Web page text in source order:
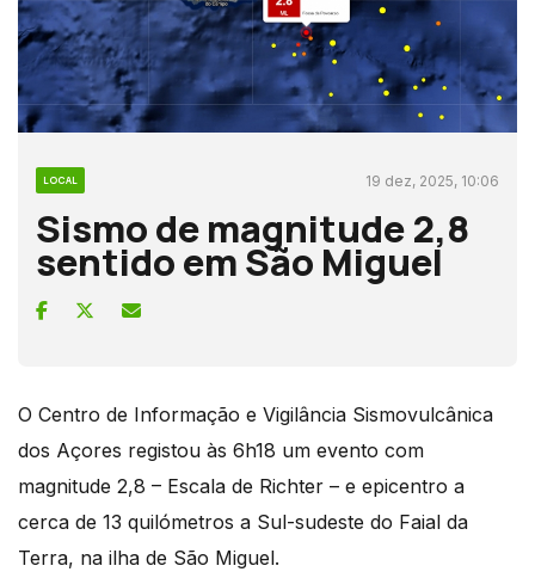
LOCAL 19 dez, 2025, 10:06
Sismo de magnitude 2,8
sentido em São Miguel
O Centro de Informação e Vigilância Sismovulcânica
dos Açores registou às 6h18 um evento com
magnitude 2,8 – Escala de Richter – e epicentro a
cerca de 13 quilómetros a Sul-sudeste do Faial da
Terra, na ilha de São Miguel.